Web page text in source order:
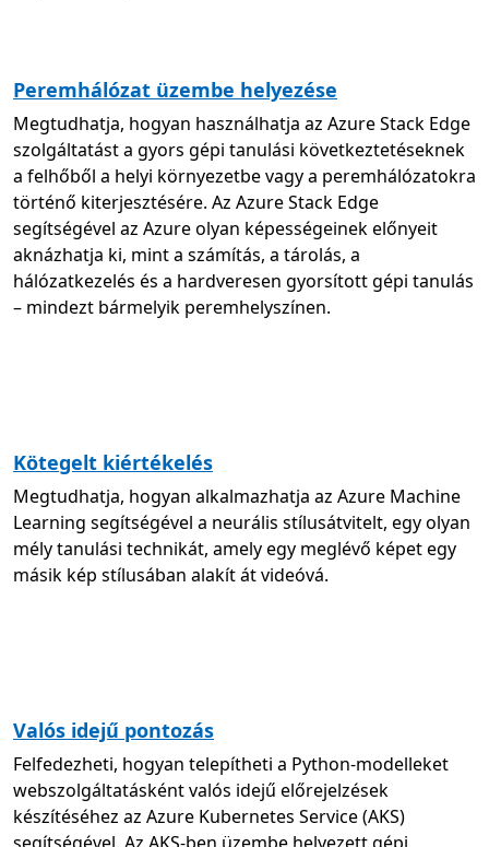
Peremhálózat üzembe helyezése
Megtudhatja, hogyan használhatja az Azure Stack Edge
szolgáltatást a gyors gépi tanulási következtetéseknek
a felhőből a helyi környezetbe vagy a peremhálózatokra
történő kiterjesztésére. Az Azure Stack Edge
segítségével az Azure olyan képességeinek előnyeit
aknázhatja ki, mint a számítás, a tárolás, a
hálózatkezelés és a hardveresen gyorsított gépi tanulás
– mindezt bármelyik peremhelyszínen.
Kötegelt kiértékelés
Megtudhatja, hogyan alkalmazhatja az Azure Machine
Learning segítségével a neurális stílusátvitelt, egy olyan
mély tanulási technikát, amely egy meglévő képet egy
másik kép stílusában alakít át videóvá.
Valós idejű pontozás
Felfedezheti, hogyan telepítheti a Python-modelleket
webszolgáltatásként valós idejű előrejelzések
készítéséhez az Azure Kubernetes Service (AKS)